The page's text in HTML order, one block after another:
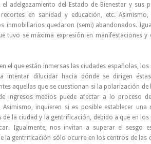
adelgazamiento del Estado de Bienestar y sus
en sanidad y educación, etc.
quedaron (semi) abandonados.
tuvo se máxima expresión en manifestaciones y
el que están inmersas las ciudades españolas,
intentar dilucidar hacia dónde se dirigen
aquellas que se cuestionan si la polarización de
ingresos medios puede afectar a lo proceso
inquieren si es posible establecer una
de la ciudad y la gentrificación, debido a que en
Igualmente, nos invitan a superar el sesgo
la gentrificación sólo ocurre en los centros de las